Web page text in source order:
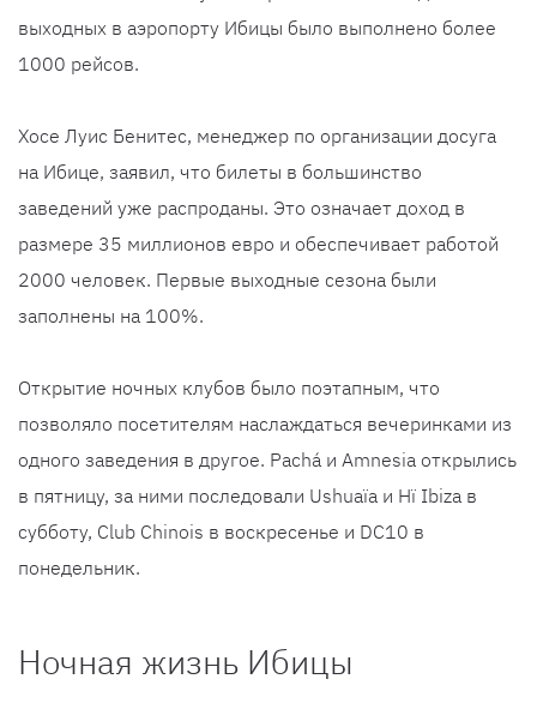
выходных в аэропорту Ибицы было выполнено более
1000 рейсов.
Хосе Луис Бенитес, менеджер по организации досуга
на Ибице, заявил, что билеты в большинство
заведений уже распроданы. Это означает доход в
размере 35 миллионов евро и обеспечивает работой
2000 человек. Первые выходные сезона были
заполнены на 100%.
Открытие ночных клубов было поэтапным, что
позволяло посетителям наслаждаться вечеринками из
одного заведения в другое. Pachá и Amnesia открылись
в пятницу, за ними последовали Ushuaïa и Hï Ibiza в
субботу, Club Chinois в воскресенье и DC10 в
понедельник.
Ночная жизнь Ибицы